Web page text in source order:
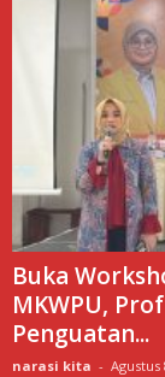
Buka
MKWPU,
Penguatan...
narasi kita - Agustus